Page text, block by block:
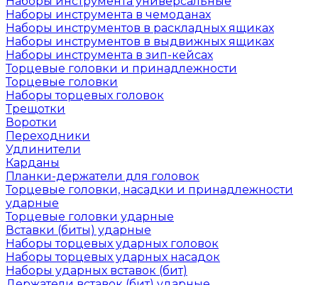
Наборы инструмента в чемоданах
Наборы инструментов в раскладных ящиках
Наборы инструментов в выдвижных ящиках
Наборы инструмента в зип-кейсах
Торцевые головки и принадлежности
Торцевые головки
Наборы торцевых головок
Трещотки
Воротки
Переходники
Удлинители
Карданы
Планки-держатели для головок
Торцевые головки, насадки и принадлежности
ударные
Торцевые головки ударные
Вставки (биты) ударные
Наборы торцевых ударных головок
Наборы торцевых ударных насадок
Наборы ударных вставок (бит)